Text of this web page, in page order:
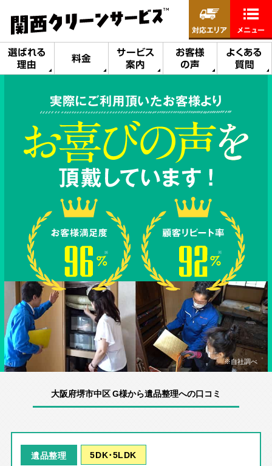
選ばれる
理由
料金
サービス
案内
お客様
の声
よくある
質問
対応エリア メニュー
実際にご利用頂いたお客様より
※自社調べ
大阪府堺市中区 G様から遺品整理への口コミ
遺品整理 5DK･5LDK